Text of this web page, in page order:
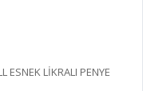
ESNEK LİKRALI PENYE